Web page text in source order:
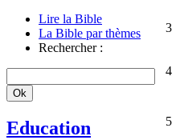
Lire la Bible
La Bible par thèmes
Rechercher :
Education
3
4
5